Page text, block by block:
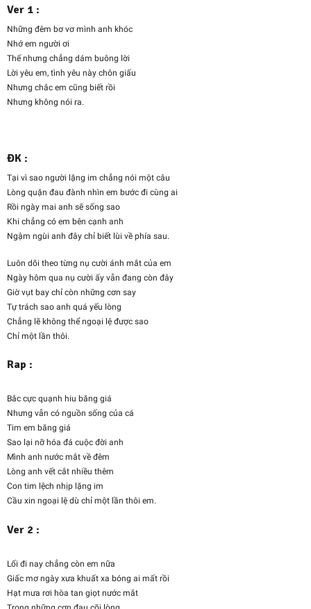
Ver 1 :
Những đêm bơ vơ mình anh khóc
Nhớ em người ơi
Thế nhưng chẳng dám buông lời
Lời yêu em, tình yêu này chôn giấu
Nhưng chắc em cũng biết rồi
Nhưng không nói ra.
ĐK :
Tại vì sao người lặng im chẳng nói một câu
Lòng quặn đau đành nhìn em bước đi cùng ai
Rồi ngày mai anh sẽ sống sao
Khi chẳng có em bên cạnh anh
Ngậm ngùi anh đây chỉ biết lùi về phía sau.
Luôn dõi theo từng nụ cười ánh mắt của em
Ngày hôm qua nụ cười ấy vẫn đang còn đây
Giờ vụt bay chỉ còn những cơn say
Tự trách sao anh quá yếu lòng
Chẳng lẽ không thể ngoại lệ được sao
Chỉ một lần thôi.
Rap :
Bắc cực quạnh hiu băng giá
Nhưng vẫn có nguồn sống của cá
Tim em băng giá
Sao lại nỡ hóa đá cuộc đời anh
Mình anh nước mắt về đêm
Lòng anh vết cắt nhiều thêm
Con tim lệch nhịp lặng im
Cầu xin ngoại lệ dù chỉ một lần thôi em.
Ver 2 :
Lối đi nay chẳng còn em nữa
Giấc mơ ngày xưa khuất xa bóng ai mất rồi
Hạt mưa rơi hòa tan giọt nước mắt